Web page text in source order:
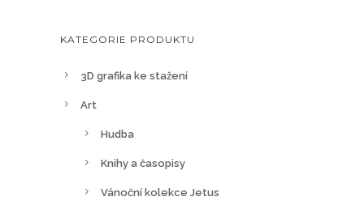
KATEGORIE PRODUKTU
3D grafika ke stažení
Art
Hudba
Knihy a časopisy
Vánoční kolekce Jetus